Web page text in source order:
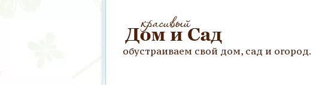
обустраиваем свой дом, сад и огород.